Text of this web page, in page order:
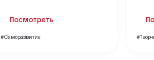
Посмотреть
#Саморазвитие